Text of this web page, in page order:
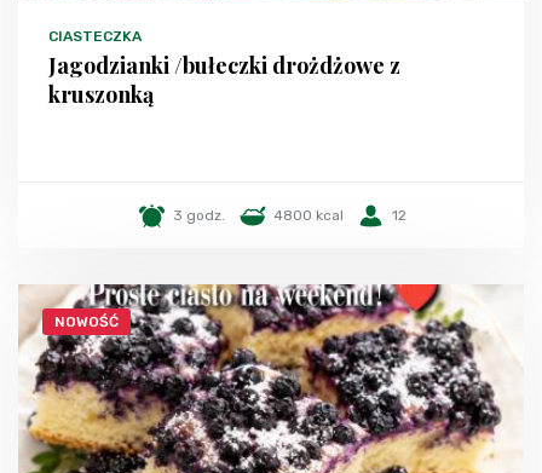
CIASTECZKA
Jagodzianki /bułeczki drożdżowe z
kruszonką
3 godz. 4800 kcal 12
NOWOŚĆ